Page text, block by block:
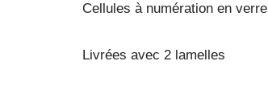
Cellules à numération en verre
Livrées avec 2 lamelles